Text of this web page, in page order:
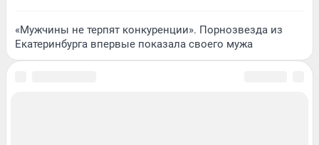
«Мужчины не терпят конкуренции». Порнозвезда из
Екатеринбурга впервые показала своего мужа